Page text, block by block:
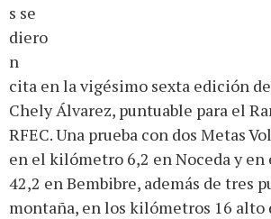
s se
diero
n
cita en la vigésimo sexta edición
Chely Álvarez, puntuable para el
RFEC. Una prueba con dos Metas
en el kilómetro 6,2 en Noceda y
42,2 en Bembibre, además de tres
montaña, en los kilómetros 16 alto